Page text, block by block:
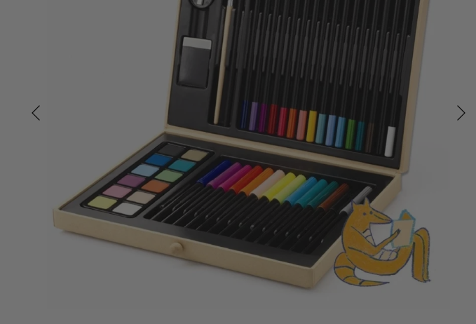
Bugaboo Fox Graphite Stel
Bugaboo Fox Sort Stel
Bugaboo Fox Special Editions
Bugaboo Køreposer
Maclaren Køreposer
Tegne og Male
Trylleri
Trækdyr
Wallstickers
Svømmeveste
UV T-shirts
UV-dragter
Lana organic
Molo
Reima
Wheat
Djeco - Klistermærker - Polar dyr